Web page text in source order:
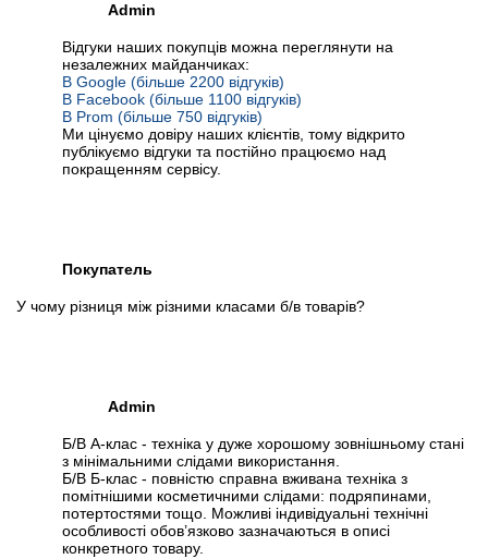
Admin
Відгуки наших покупців можна переглянути на
незалежних майданчиках:
В Google (більше 2200 відгуків)
В Facebook (більше 1100 відгуків)
В Prom (більше 750 відгуків)
Ми цінуємо довіру наших клієнтів, тому відкрито
публікуємо відгуки та постійно працюємо над
покращенням сервісу.
Покупатель
У чому різниця між різними класами б/в товарів?
Admin
Б/В А-клас - техніка у дуже хорошому зовнішньому стані
з мінімальними слідами використання.
Б/В Б-клас - повністю справна вживана техніка з
помітнішими косметичними слідами: подряпинами,
потертостями тощо. Можливі індивідуальні технічні
особливості обов’язково зазначаються в описі
конкретного товару.